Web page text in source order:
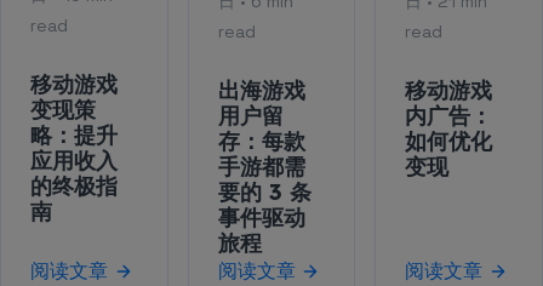
read
移动游戏
变现策
略：提升
应用收入
的终极指
南
阅读文章
read
出海游戏
用户留
存：每款
手游都需
要的 3 条
事件驱动
旅程
阅读文章
read
移动游戏
内广告：
如何优化
变现
阅读文章